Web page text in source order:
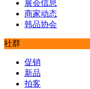
展会信息
商家动态
韩品协会
社群
促销
新品
拍客